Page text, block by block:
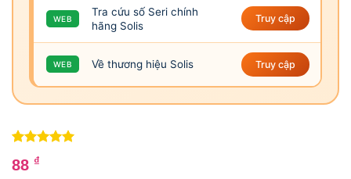
WEB
Tra cứu số Seri chính
hãng Solis
Truy cập
WEB Về thương hiệu Solis Truy cập
trên 5
dựa trên
88 ₫